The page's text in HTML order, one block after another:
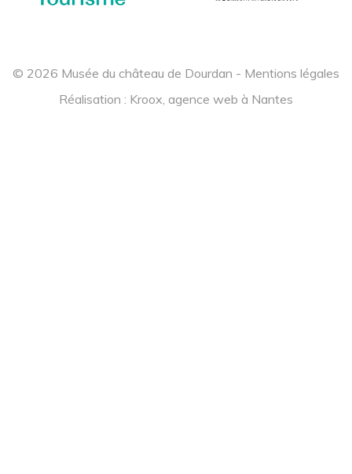
© 2026 Musée du château de Dourdan - Mentions légales
Réalisation : Kroox, agence web à Nantes